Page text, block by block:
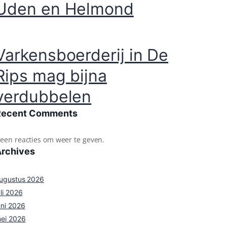
en Helmond
in De
mag bijna
Comments
reacties om weer te geven.
2026
2026
2026
2026